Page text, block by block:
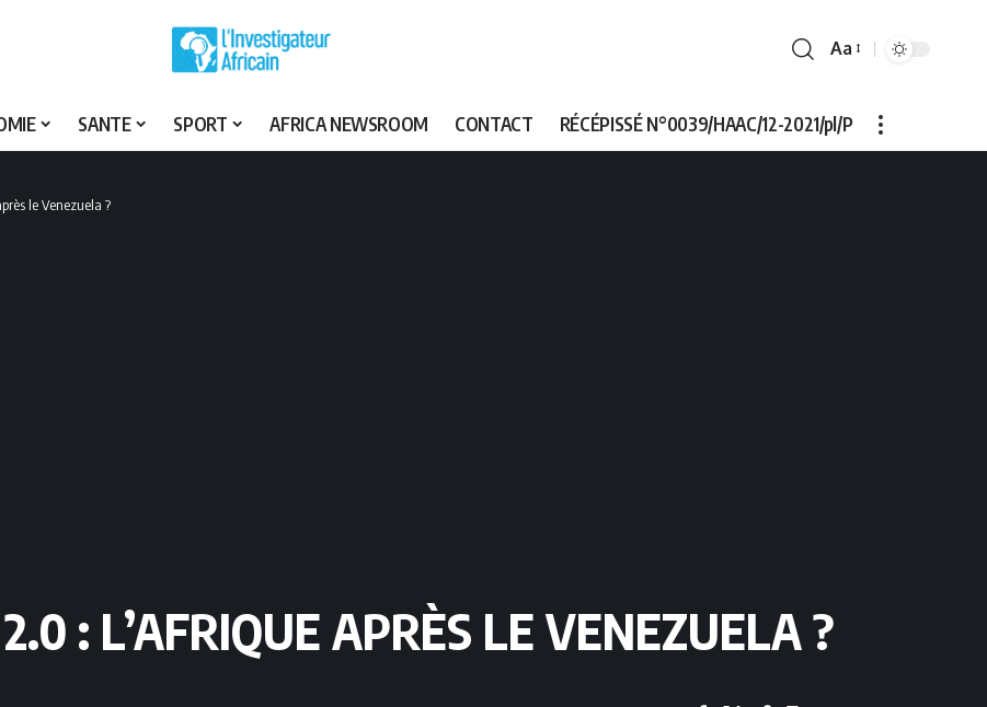
Font
Aa
SANTE SPORT AFRICA NEWSROOM CONTACT RÉCÉPISSÉ N°0039/HAAC/12-2021/pl/P
le Venezuela ?
: L’AFRIQUE APRÈS LE VENEZUELA ?